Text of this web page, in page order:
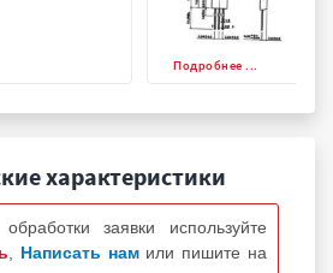
Подробнее ...
характеристики
заявки используйте
Написать нам или пишите на